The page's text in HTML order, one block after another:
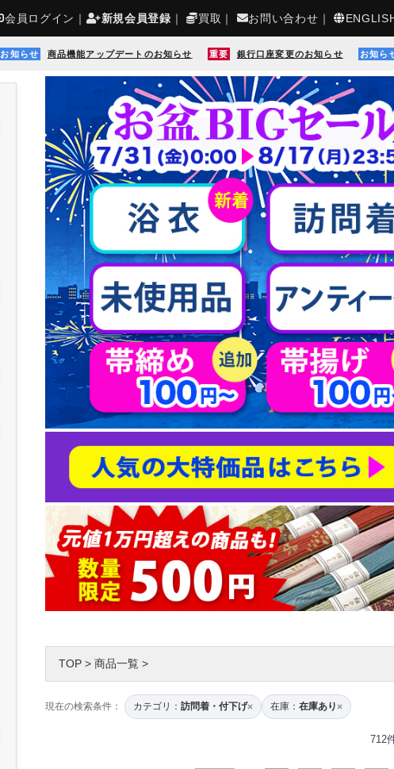
会員ログイン ｜ 新規会員登録 ｜ 買取 ｜ お問い合わせ ｜
お知らせ 商品機能アップデートのお知らせ 重要 銀行口座変更のお知らせ お知ら
TOP > 商品一覧 >
現在の検索条件： カテゴリ： 訪問着・付下げ× 在庫： 在庫あり×
712